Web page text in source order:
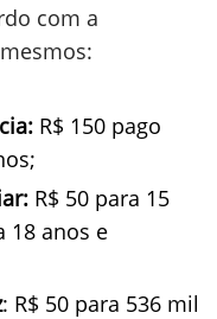
com a
R$ 150 pago
R$ 50 para 15
18 anos e
: R$ 50 para 536 mil